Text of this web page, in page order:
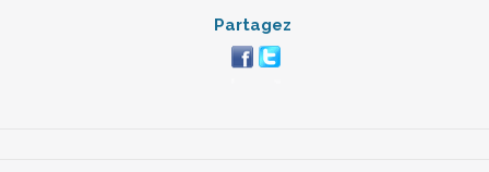
Partagez